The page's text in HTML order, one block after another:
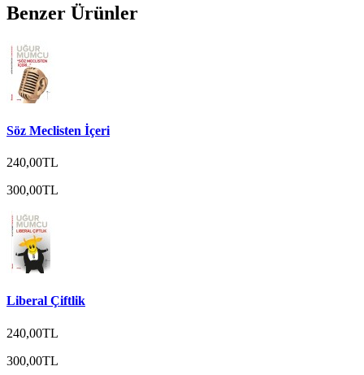
Benzer Ürünler
Söz Meclisten İçeri
240,00TL
300,00TL
Liberal Çiftlik
240,00TL
300,00TL